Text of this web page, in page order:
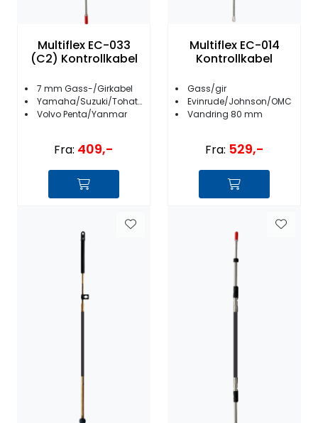
Multiflex EC-033
(C2) Kontrollkabel
7 mm Gass-/Girkabel
Yamaha/Suzuki/Tohatsu/Honda
Volvo Penta/Yanmar
Fra: 409,-
Multiflex EC-014
Kontrollkabel
Gass/gir
Evinrude/Johnson/OMC
Vandring 80 mm
Fra: 529,-